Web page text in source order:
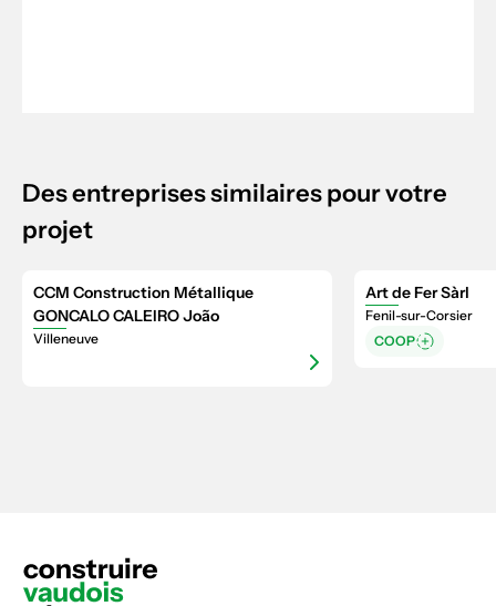
Des entreprises similaires pour votre
projet
CCM Construction Métallique
GONCALO CALEIRO João
Villeneuve
Art de Fer Sàrl
Fenil-sur-Corsier
COOP